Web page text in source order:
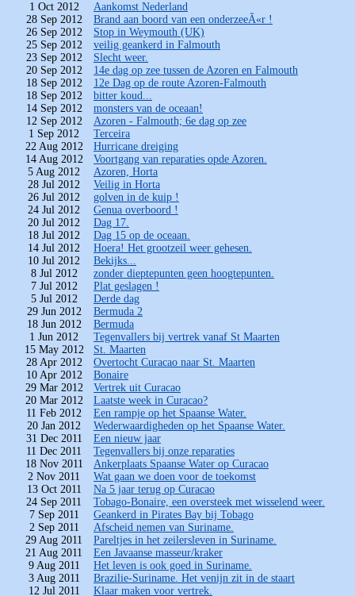
1 Oct 2012
Aankomst Nederland
28 Sep 2012
Brand aan boord van een onderzeeÃ«r !
26 Sep 2012
Stop in Weymouth (UK)
25 Sep 2012
veilig geankerd in Falmouth
23 Sep 2012
Slecht weer.
20 Sep 2012
14e dag op zee tussen de Azoren en Falmouth
18 Sep 2012
12e Dag op de route Azoren-Falmouth
18 Sep 2012
bitter koud...
14 Sep 2012
monsters van de oceaan!
12 Sep 2012
Azoren - Falmouth; 6e dag op zee
1 Sep 2012
Terceira
22 Aug 2012
Hurricane dreiging
14 Aug 2012
Voortgang van reparaties opde Azoren.
5 Aug 2012
Azoren, Horta
28 Jul 2012
Veilig in Horta
26 Jul 2012
golven in de kuip !
24 Jul 2012
Genua overboord !
20 Jul 2012
Dag 17.
18 Jul 2012
Dag 15 op de oceaan.
14 Jul 2012
Hoera! Het grootzeil weer gehesen.
10 Jul 2012
Bekijks...
8 Jul 2012
zonder dieptepunten geen hoogtepunten.
7 Jul 2012
Plat geslagen !
5 Jul 2012
Derde dag
29 Jun 2012
Bermuda 2
18 Jun 2012
Bermuda
1 Jun 2012
Tegenvallers bij vertrek vanaf St Maarten
15 May 2012
St. Maarten
28 Apr 2012
Overtocht Curacao naar St. Maarten
10 Apr 2012
Bonaire
29 Mar 2012
Vertrek uit Curacao
20 Mar 2012
Laatste week in Curacao?
11 Feb 2012
Een rampje op het Spaanse Water.
20 Jan 2012
Wederwaardigheden op het Spaanse Water.
31 Dec 2011
Een nieuw jaar
11 Dec 2011
Tegenvallers bij onze reparaties
18 Nov 2011
Ankerplaats Spaanse Water op Curacao
2 Nov 2011
Wat gaan we doen voor de toekomst
13 Oct 2011
Na 5 jaar terug op Curacao
24 Sep 2011
Tobago-Bonaire, een oversteek met wisselend weer.
7 Sep 2011
Geankerd in Pirates Bay bij Tobago
2 Sep 2011
Afscheid nemen van Suriname.
29 Aug 2011
Pareltjes in het zeilersleven in Suriname.
21 Aug 2011
Een Javaanse masseur/kraker
9 Aug 2011
Het leven is ook goed in Suriname.
3 Aug 2011
Brazilie-Suriname. Het venijn zit in de staart
12 Jul 2011
Klaar maken voor vertrek.